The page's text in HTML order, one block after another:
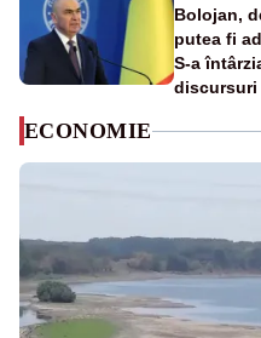
Bolojan,
putea fi
S-a
discursuri
ECONOMIE